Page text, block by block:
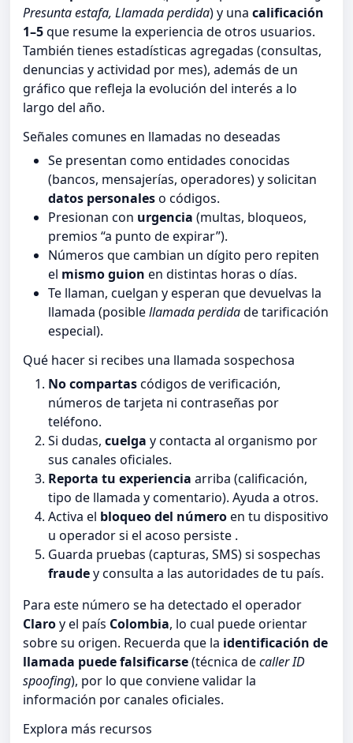
Presunta estafa, Llamada perdida) y una calificación
1–5que resume la experiencia de otros usuarios.
También tienes estadísticas agregadas (consultas,
denuncias y actividad por mes), además de un
gráfico que refleja la evolución del interés a lo
largo del año.
Señales comunes en llamadas no deseadas
Se presentan como entidades conocidas
(bancos, mensajerías, operadores) y solicitan
datos personaleso códigos.
Presionan con urgencia (multas, bloqueos,
premios “a punto de expirar”).
Números que cambian un dígito pero repiten
el mismo guion en distintas horas o días.
Te llaman, cuelgan y esperan que devuelvas la
llamada (posiblellamada perdidade tarificación
especial).
Qué hacer si recibes una llamada sospechosa
No compartascódigos de verificación,
números de tarjeta ni contraseñas por
teléfono.
Si dudas, cuelga y contacta al organismo por
sus canales oficiales.
Reporta tu experiencia arriba (calificación,
tipo de llamada y comentario). Ayuda a otros.
Activa el bloqueo del númeroen tu dispositivo
u operador si el acoso persiste .
Guarda pruebas (capturas, SMS) si sospechas
fraudey consulta a las autoridades de tu país.
Para este número se ha detectado el operador
Claroy el país Colombia, lo cual puede orientar
sobre su origen. Recuerda que la identificación de
llamada puede falsificarse(técnica decaller ID
spoofing), por lo que conviene validar la
información por canales oficiales.
Explora más recursos